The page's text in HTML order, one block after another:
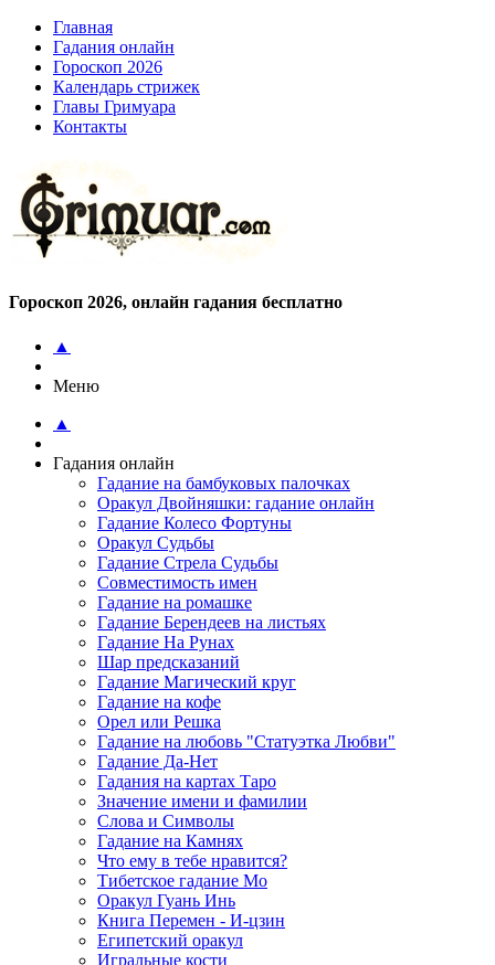
Главная
Гадания онлайн
Гороскоп 2026
Календарь стрижек
Главы Гримуара
Контакты
Гороскоп 2026, онлайн гадания бесплатно
▲
Меню
▲
Гадания онлайн
Гадание на бамбуковых палочках
Оракул Двойняшки: гадание онлайн
Гадание Колесо Фортуны
Оракул Судьбы
Гадание Стрела Судьбы
Совместимость имен
Гадание на ромашке
Гадание Берендеев на листьях
Гадание На Рунах
Шар предсказаний
Гадание Магический круг
Гадание на кофе
Орел или Решка
Гадание на любовь "Статуэтка Любви"
Гадание Да-Нет
Гадания на картах Таро
Значение имени и фамилии
Слова и Символы
Гадание на Камнях
Что ему в тебе нравится?
Тибетское гадание Мо
Оракул Гуань Инь
Книга Перемен - И-цзин
Египетский оракул
Игральные кости